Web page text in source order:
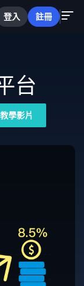
登入 註冊
台
教學影片